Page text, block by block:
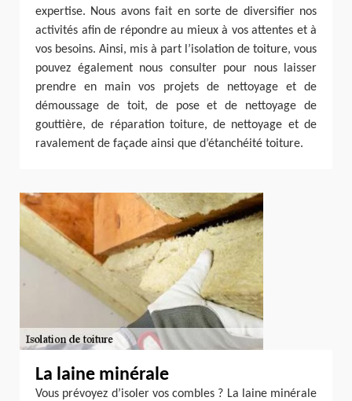
expertise. Nous avons fait en sorte de diversifier nos
activités afin de répondre au mieux à vos attentes et à
vos besoins. Ainsi, mis à part l’isolation de toiture, vous
pouvez également nous consulter pour nous laisser
prendre en main vos projets de nettoyage et de
démoussage de toit, de pose et de nettoyage de
gouttière, de réparation toiture, de nettoyage et de
ravalement de façade ainsi que d’étanchéité toiture.
La laine minérale
Vous prévoyez d’isoler vos combles ? La laine minérale